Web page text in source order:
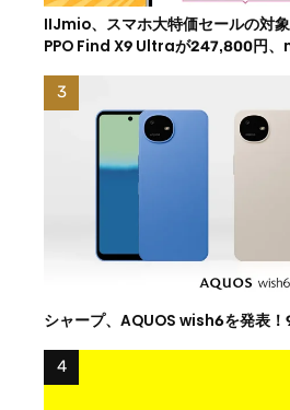
IIJmio、スマホ大特価セールの対
PPO Find X9 Ultraが247,800円
シャープ、AQUOS wish6を発表